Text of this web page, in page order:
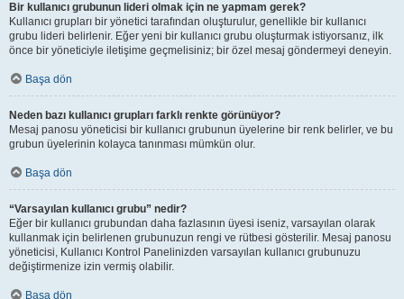
Bir kullanıcı grubunun lideri olmak için ne yapmam gerek?
Kullanıcı grupları bir yönetici tarafından oluşturulur, genellikle bir kullanıcı
grubu lideri belirlenir. Eğer yeni bir kullanıcı grubu oluşturmak istiyorsanız, ilk
önce bir yöneticiyle iletişime geçmelisiniz; bir özel mesaj göndermeyi deneyin.
Başa dön
Neden bazı kullanıcı grupları farklı renkte görünüyor?
Mesaj panosu yöneticisi bir kullanıcı grubunun üyelerine bir renk belirler, ve bu
grubun üyelerinin kolayca tanınması mümkün olur.
Başa dön
“Varsayılan kullanıcı grubu” nedir?
Eğer bir kullanıcı grubundan daha fazlasının üyesi iseniz, varsayılan olarak
kullanmak için belirlenen grubunuzun rengi ve rütbesi gösterilir. Mesaj panosu
yöneticisi, Kullanıcı Kontrol Panelinizden varsayılan kullanıcı grubunuzu
değiştirmenize izin vermiş olabilir.
Başa dön